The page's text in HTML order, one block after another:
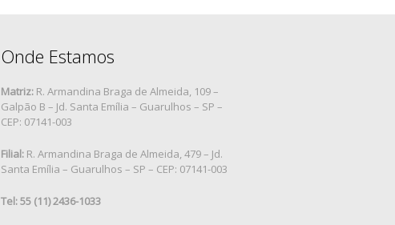
Onde Estamos
Matriz: R. Armandina Braga de Almeida, 109 –
Galpão B – Jd. Santa Emília – Guarulhos – SP –
CEP: 07141-003
Filial: R. Armandina Braga de Almeida, 479 – Jd.
Santa Emília – Guarulhos – SP – CEP: 07141-003
Tel: 55 (11) 2436-1033